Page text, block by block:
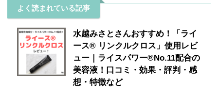
よく読まれている記事
水越みさとさんおすすめ！「ライ
ース® リンクルクロス」使用レビ
ュー｜ライスパワー®No.11配合の
美容液！口コミ・効果・評判・感
想・特徴など